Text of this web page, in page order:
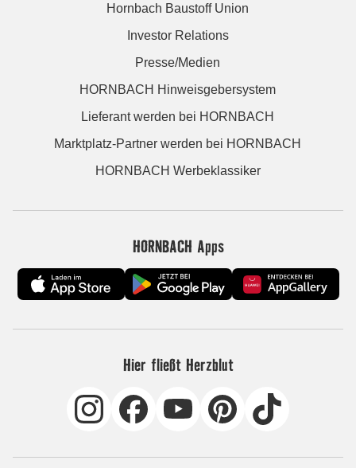
Hornbach Baustoff Union
Investor Relations
Presse/Medien
HORNBACH Hinweisgebersystem
Lieferant werden bei HORNBACH
Marktplatz-Partner werden bei HORNBACH
HORNBACH Werbeklassiker
HORNBACH Apps
Hier fließt Herzblut